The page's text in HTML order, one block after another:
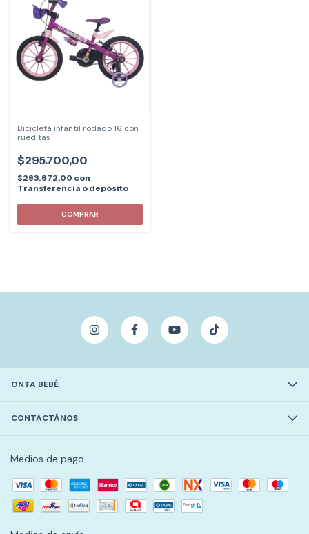
Bicicleta infantil rodado 16 con
rueditas
$295.700,00
$283.872,00 con
Transferencia o depósito
ONTA BEBÉ
CONTACTÁNOS
Medios de pago